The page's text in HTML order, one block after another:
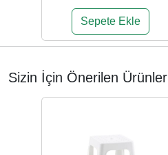
Sepete Ekle
Sizin İçin Önerilen Ürünler